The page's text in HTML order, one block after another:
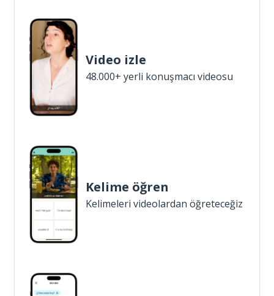
Video izle
48.000+ yerli konuşmacı videosu
Kelime öğren
Kelimeleri videolardan öğreteceğiz